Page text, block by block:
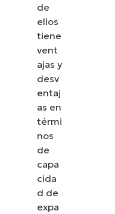
de
ellos
tiene
vent
ajas y
desv
entaj
as en
térmi
nos
de
capa
cida
d de
expa